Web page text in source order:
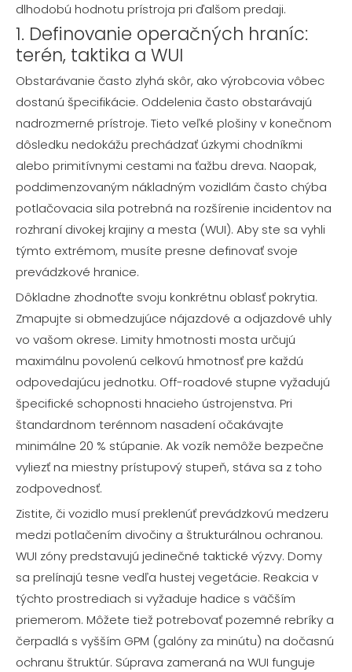
dlhodobú hodnotu prístroja pri ďalšom predaji.
1. Definovanie operačných hraníc:
terén, taktika a WUI
Obstarávanie často zlyhá skôr, ako výrobcovia vôbec
dostanú špecifikácie. Oddelenia často obstarávajú
nadrozmerné prístroje. Tieto veľké plošiny v konečnom
dôsledku nedokážu prechádzať úzkymi chodníkmi
alebo primitívnymi cestami na ťažbu dreva. Naopak,
poddimenzovaným nákladným vozidlám často chýba
potlačovacia sila potrebná na rozšírenie incidentov na
rozhraní divokej krajiny a mesta (WUI). Aby ste sa vyhli
týmto extrémom, musíte presne definovať svoje
prevádzkové hranice.
Dôkladne zhodnoťte svoju konkrétnu oblasť pokrytia.
Zmapujte si obmedzujúce nájazdové a odjazdové uhly
vo vašom okrese. Limity hmotnosti mosta určujú
maximálnu povolenú celkovú hmotnosť pre každú
odpovedajúcu jednotku. Off-roadové stupne vyžadujú
špecifické schopnosti hnacieho ústrojenstva. Pri
štandardnom terénnom nasadení očakávajte
minimálne 20 % stúpanie. Ak vozík nemôže bezpečne
vyliezť na miestny prístupový stupeň, stáva sa z toho
zodpovednosť.
Zistite, či vozidlo musí preklenúť prevádzkovú medzeru
medzi potlačením divočiny a štrukturálnou ochranou.
WUI zóny predstavujú jedinečné taktické výzvy. Domy
sa prelínajú tesne vedľa hustej vegetácie. Reakcia v
týchto prostrediach si vyžaduje hadice s väčším
priemerom. Môžete tiež potrebovať pozemné rebríky a
čerpadlá s vyšším GPM (galóny za minútu) na dočasnú
ochranu štruktúr. Súprava zameraná na WUI funguje